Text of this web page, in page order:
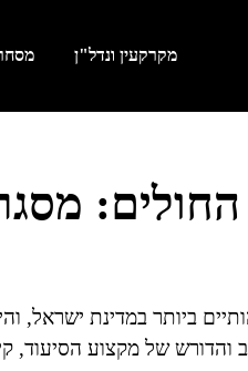
מקרקעין ונדל"ן
החולים:
ביותר במדינת ישראל,
והדורש של מקצוע הסיעוד,